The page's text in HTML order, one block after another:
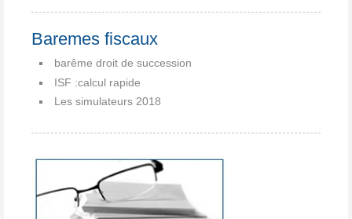
Baremes fiscaux
barême droit de succession
ISF :calcul rapide
Les simulateurs 2018